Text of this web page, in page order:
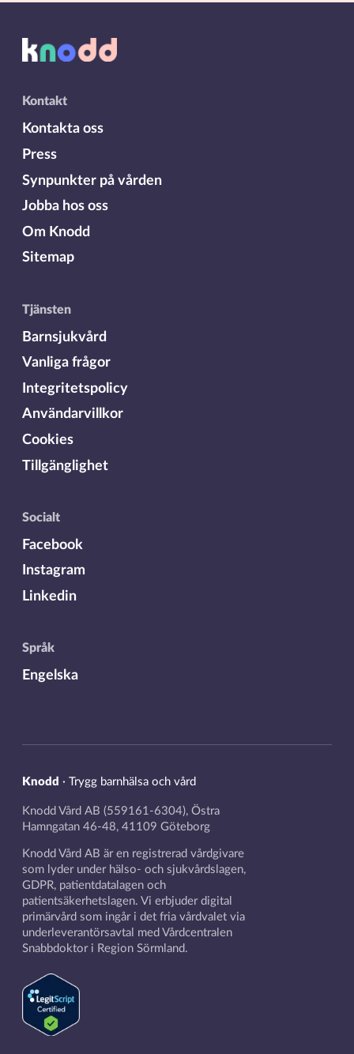
Kontakt
Kontakta oss
Press
Synpunkter på vården
Jobba hos oss
Om Knodd
Sitemap
Tjänsten
Barnsjukvård
Vanliga frågor
Integritetspolicy
Användarvillkor
Cookies
Tillgänglighet
Socialt
Facebook
Instagram
Linkedin
Språk
Engelska
Knodd · Trygg barnhälsa och vård
Knodd Vård AB (559161-6304), Östra
Hamngatan 46-48, 41109 Göteborg
Knodd Vård AB är en registrerad vårdgivare
som lyder under hälso- och sjukvårdslagen,
GDPR, patientdatalagen och
patientsäkerhetslagen. Vi erbjuder digital
primärvård som ingår i det fria vårdvalet via
underleverantörsavtal med Vårdcentralen
Snabbdoktor i Region Sörmland.